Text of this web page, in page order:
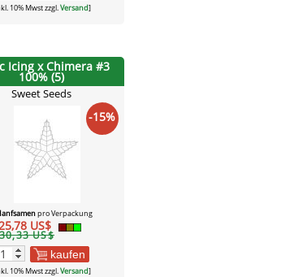
10% Mwst zzgl.Versand]
Icing x Chimera #3
100% (5)
Sweet Seeds
-15%
pro Verpackung
US$
30,33 US$
kaufen
10% Mwst zzgl.Versand]